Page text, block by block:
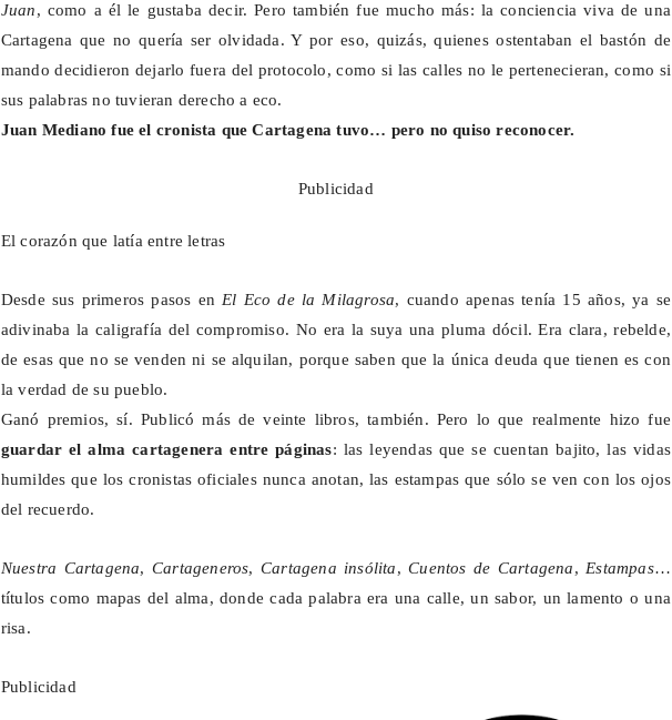
Juan, como a él le gustaba decir. Pero también fue mucho más: la conciencia viva de una
Cartagena que no quería ser olvidada. Y por eso, quizás, quienes ostentaban el bastón de
mando decidieron dejarlo fuera del protocolo, como si las calles no le pertenecieran, como si
sus palabras no tuvieran derecho a eco.
Juan Mediano fue el cronista que Cartagena tuvo… pero no quiso reconocer.
Publicidad
El corazón que latía entre letras
Desde sus primeros pasos enEl Eco de la Milagrosa, cuando apenas tenía 15 años, ya se
adivinaba la caligrafía del compromiso. No era la suya una pluma dócil. Era clara, rebelde,
de esas que no se venden ni se alquilan, porque saben que la única deuda que tienen es con
la verdad de su pueblo.
Ganó premios, sí. Publicó más de veinte libros, también. Pero lo que realmente hizo fue
guardar el alma cartagenera entre páginas: las leyendas que se cuentan bajito, las vidas
humildes que los cronistas oficiales nunca anotan, las estampas que sólo se ven con los ojos
del recuerdo.
Nuestra Cartagena, Cartageneros, Cartagena insólita,Cuentos de Cartagena,Estampas…
títulos como mapas del alma, donde cada palabra era una calle, un sabor, un lamento o una
risa.
Publicidad